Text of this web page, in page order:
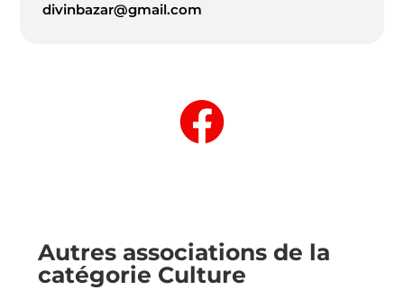
divinbazar@gmail.com
Autres associations de la
catégorie Culture